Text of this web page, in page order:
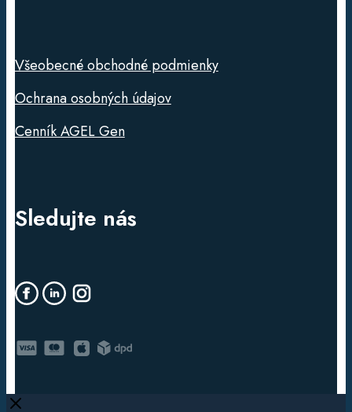
Všeobecné obchodné podmienky
Ochrana osobných údajov
Cenník AGEL Gen
Sledujte nás
Close